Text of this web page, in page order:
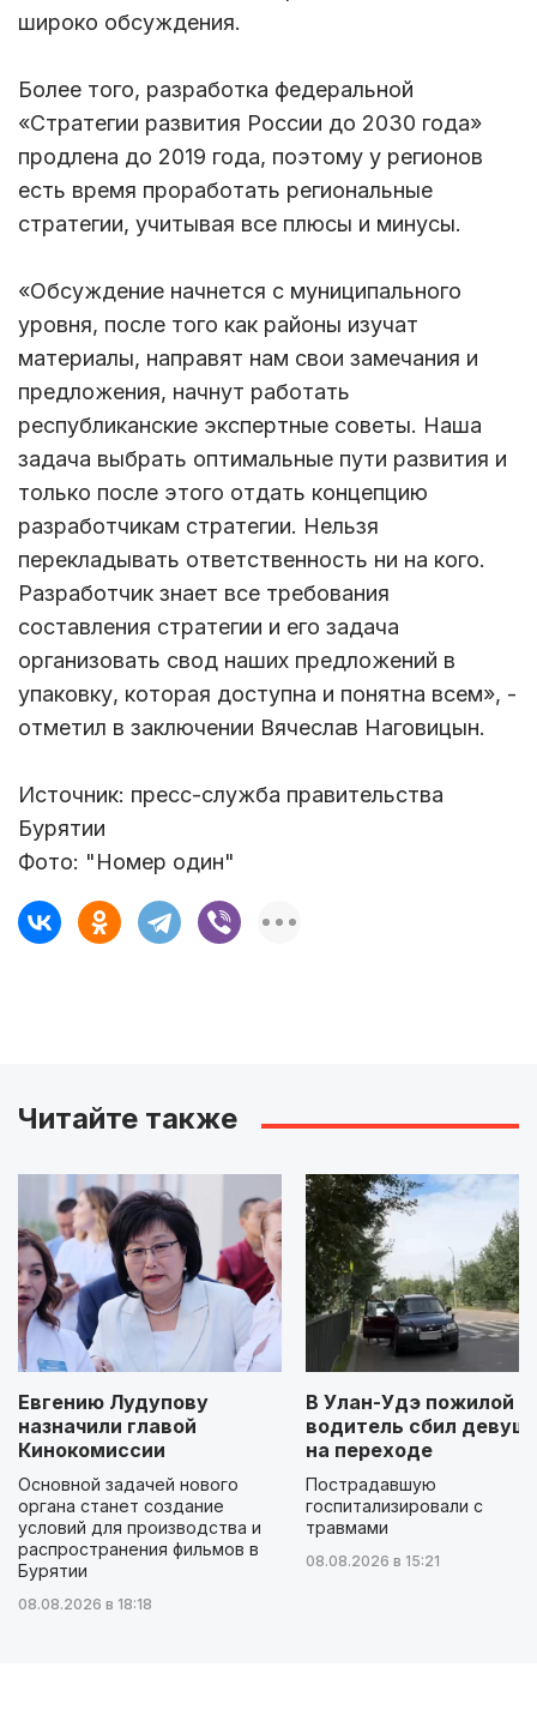
широко обсуждения.
Более того, разработка федеральной
«Стратегии развития России до 2030 года»
продлена до 2019 года, поэтому у регионов
есть время проработать региональные
стратегии, учитывая все плюсы и минусы.
«Обсуждение начнется с муниципального
уровня, после того как районы изучат
материалы, направят нам свои замечания и
предложения, начнут работать
республиканские экспертные советы. Наша
задача выбрать оптимальные пути развития и
только после этого отдать концепцию
разработчикам стратегии. Нельзя
перекладывать ответственность ни на кого.
Разработчик знает все требования
составления стратегии и его задача
организовать свод наших предложений в
упаковку, которая доступна и понятна всем», -
отметил в заключении Вячеслав Наговицын.
Источник: пресс-служба правительства
Бурятии
Фото: "Номер один"
Читайте также
Евгению Лудупову
назначили главой
Кинокомиссии
Основной задачей нового
органа станет создание
условий для производства и
распространения фильмов в
Бурятии
08.08.2026 в 18:18
В Улан-Удэ пожилой
водитель сбил
на переходе
Пострадавшую
госпитализировали с
травмами
08.08.2026 в 15:21